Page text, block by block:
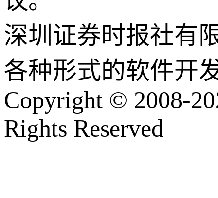
深圳证券时报社有
各种形式的软件开
Copyright © 2008-
Rights Reserved